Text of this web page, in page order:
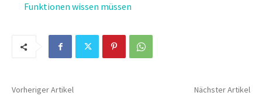
Funktionen wissen müssen
Vorheriger Artikel Nächster Artikel